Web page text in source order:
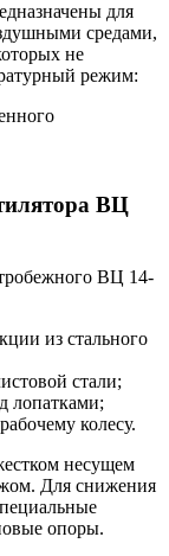
для
средами,
не
режим:
ВЦ
ВЦ 14-
из стального
стали;
лопатками;
колесу.
несущем
Для снижения
опоры.